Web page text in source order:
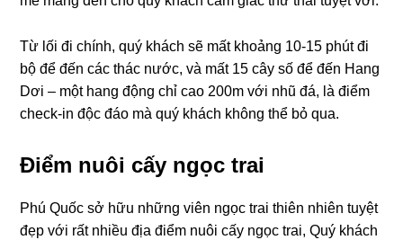
Từ lối đi chính, quý khách sẽ mất khoảng 10-15 phút đi
bộ để đến các thác nước, và mất 15 cây số để đến Hang
Dơi – một hang động chỉ cao 200m với nhũ đá, là điểm
check-in độc đáo mà quý khách không thể bỏ qua.
Điểm nuôi cấy ngọc trai
Phú Quốc sở hữu những viên ngọc trai thiên nhiên tuyệt
đẹp với rất nhiều địa điểm nuôi cấy ngọc trai, Quý khách